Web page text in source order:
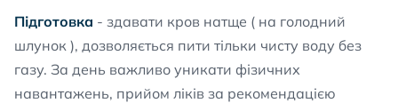
Підготовка - здавати кров натще ( на голодний
шлунок ), дозволяється пити тільки чисту воду без
газу. За день важливо уникати фізичних
навантажень, прийом ліків за рекомендацією